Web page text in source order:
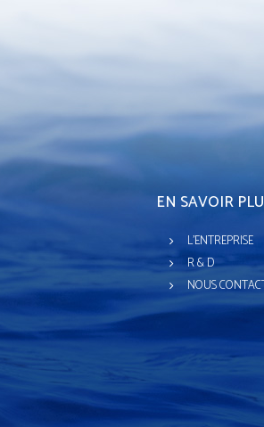
EN SAVOIR
L'ENTREPRISE
R & D
NOUS